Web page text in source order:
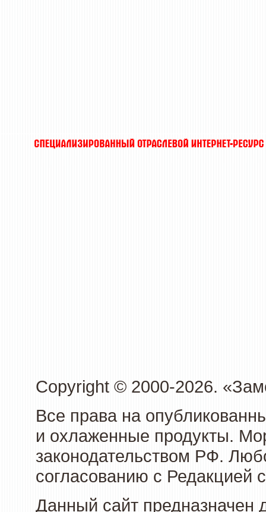
Copyright © 2000-2026.
Все права на
и охлаженные продукты.
законодательством РФ.
согласованию с Редакцией
Данный сайт предназначен